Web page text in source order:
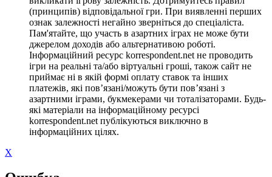
(принципів) відповідальної гри. При виявленні перших
ознак залежності негайно зверніться до спеціаліста.
Пам'ятайте, що участь в азартних іграх не може бути
джерелом доходів або альтернативою роботі.
Інформаційний ресурс korrespondent.net не проводить
ігри на реальні та/або віртуальні гроші, також сайт не
приймає ні в якій формі оплату ставок та інших
платежів, які пов’язані/можуть бути пов’язані з
азартними іграми, букмекерами чи тоталізаторами. Будь-
які матеріали на інформаційному ресурсі
korrespondent.net публікуються виключно в
інформаційних цілях.
X